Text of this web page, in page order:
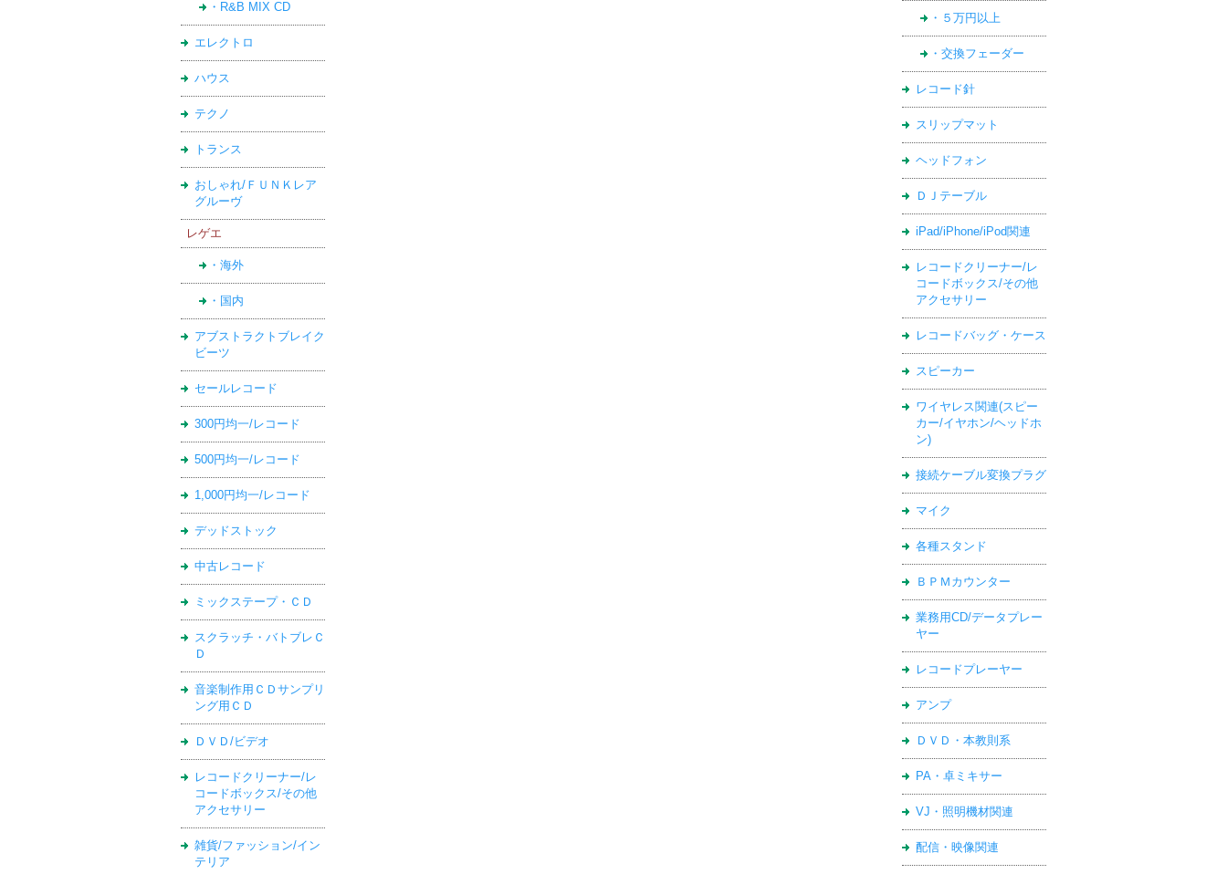
・R&B MIX CD
エレクトロ
ハウス
テクノ
トランス
おしゃれ/ＦＵＮＫレア
グルーヴ
レゲエ
・海外
・国内
アブストラクトブレイク
ビーツ
セールレコード
300円均一/レコード
500円均一/レコード
1,000円均一/レコード
デッドストック
中古レコード
ミックステープ・ＣＤ
スクラッチ・バトブレＣ
Ｄ
音楽制作用ＣＤサンプリ
ング用ＣＤ
ＤＶＤ/ビデオ
レコードクリーナー/レ
コードボックス/その他
アクセサリー
雑貨/ファッション/イン
テリア
・５万円以上
・交換フェーダー
レコード針
スリップマット
ヘッドフォン
ＤＪテーブル
iPad/iPhone/iPod関連
レコードクリーナー/レ
コードボックス/その他
アクセサリー
レコードバッグ・ケース
スピーカー
ワイヤレス関連(スピー
カー/イヤホン/ヘッドホ
ン)
接続ケーブル変換プラグ
マイク
各種スタンド
ＢＰＭカウンター
業務用CD/データプレー
ヤー
レコードプレーヤー
アンプ
ＤＶＤ・本教則系
PA・卓ミキサー
VJ・照明機材関連
配信・映像関連